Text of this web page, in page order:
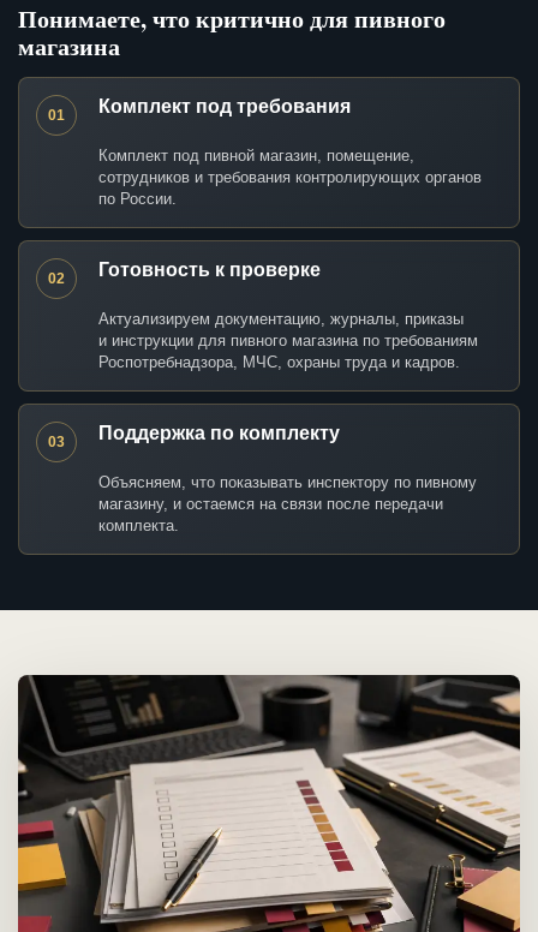
Понимаете, что критично для пивного
магазина
01 Комплект под требования
Комплект под пивной магазин, помещение,
сотрудников и требования контролирующих органов
по России.
02 Готовность к проверке
Актуализируем документацию, журналы, приказы
и инструкции для пивного магазина по требованиям
Роспотребнадзора, МЧС, охраны труда и кадров.
03 Поддержка по комплекту
Объясняем, что показывать инспектору по пивному
магазину, и остаемся на связи после передачи
комплекта.